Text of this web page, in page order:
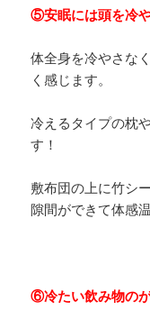
⑤安眠には頭を冷
体全身を冷やさな
く感じます。
冷えるタイプの枕
す！
敷布団の上に竹シ
隙間ができて体感
⑥冷たい飲み物の